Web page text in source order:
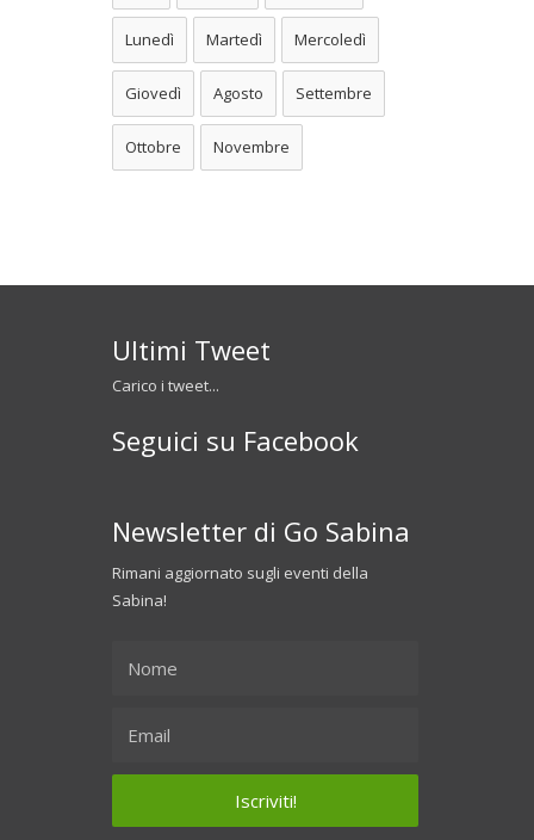
Lunedì Martedì Mercoledì
Giovedì Agosto Settembre
Ottobre Novembre
Ultimi Tweet
Carico i tweet...
Seguici su Facebook
Newsletter di Go Sabina
Rimani aggiornato sugli eventi della
Sabina!